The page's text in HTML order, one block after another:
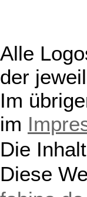
Alle
der
Im
im
Die
Diese